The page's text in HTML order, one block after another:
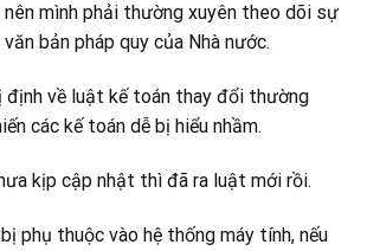
nên mình phải thường xuyên theo dõi sự
bản pháp quy của Nhà nước.
định về luật kế toán thay đổi thường
các kế toán dễ bị hiểu nhầm.
kịp cập nhật thì đã ra luật mới rồi.
phụ thuộc vào hệ thống máy tính, nếu